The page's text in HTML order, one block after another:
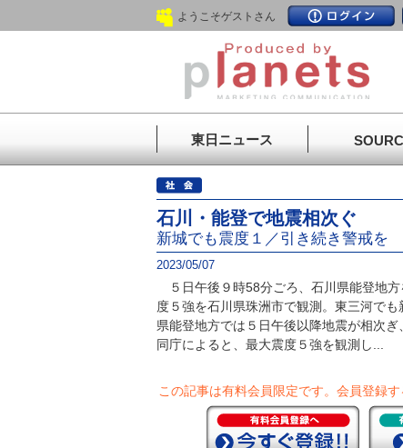
ようこそゲストさん
東日ニュース
石川・能登で地震相次ぐ
新城でも震度１／引き続き警戒を
2023/05/07
５日午後９時58分ごろ、石川県能登地
度５強を石川県珠洲市で観測。東三河でも
県能登地方では５日午後以降地震が相次
同庁によると、最大震度５強を観測し...
この記事は有料会員限定です。 会員登録す